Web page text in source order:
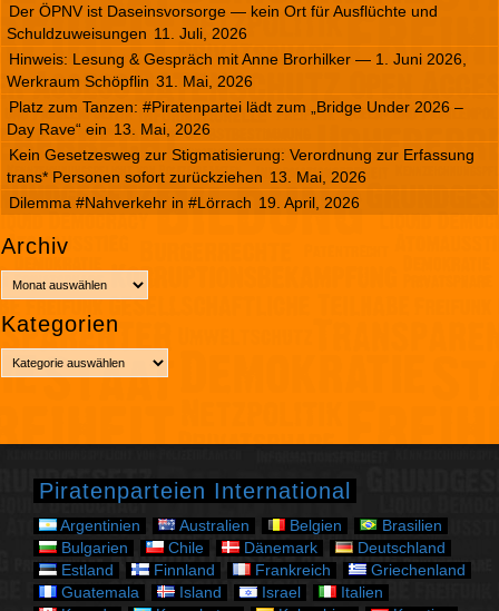
Der ÖPNV ist Daseinsvorsorge — kein Ort für Ausflüchte und
Schuldzuweisungen 11. Juli, 2026
Hinweis: Lesung & Gespräch mit Anne Brorhilker — 1. Juni 2026,
Werkraum Schöpflin 31. Mai, 2026
Platz zum Tanzen: #Piratenpartei lädt zum „Bridge Under 2026 –
Day Rave“ ein 13. Mai, 2026
Kein Gesetzesweg zur Stigmatisierung: Verordnung zur Erfassung
trans* Personen sofort zurückziehen 13. Mai, 2026
Dilemma #Nahverkehr in #Lörrach 19. April, 2026
Archiv
r
c
Kategorien
a
g
Piratenparteien International
Argentinien Australien Belgien
Brasilien
Bulgarien
Chile Dänemark
Deutschland
Estland
Finnland Frankreich
Griechenland
Guatemala
Island Israel
Italien